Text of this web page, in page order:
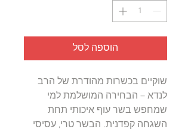
הוספה לסל
שוקיים בכשרות מהודרת של הרב
לנדא – הבחירה המושלמת למי
שמחפש בשר עוף איכותי תחת
השגחה קפדנית. הבשר טרי, עסיסי